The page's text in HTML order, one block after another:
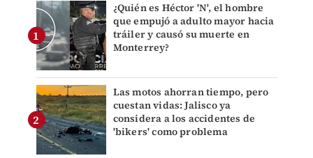
¿Quién es Héctor 'N', el hombre
que empujó a adulto mayor hacia
tráiler y causó su muerte en
Monterrey?
Las motos ahorran tiempo, pero
cuestan vidas: Jalisco ya
considera a los accidentes de
'bikers' como problema